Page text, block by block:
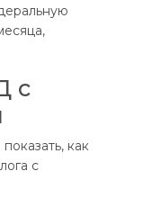
с
как
с